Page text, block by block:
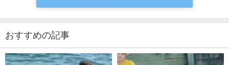
おすすめの記事